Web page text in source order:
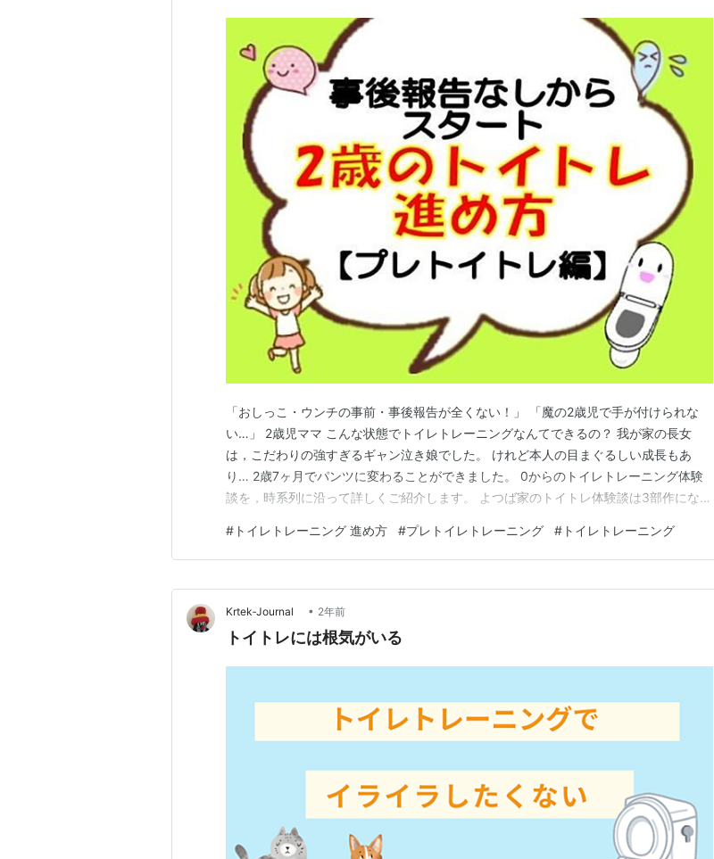
「おしっこ・ウンチの事前・事後報告が全くない！」 「魔の2歳児で手が付けられな
い…」 2歳児ママ こんな状態でトイレトレーニングなんてできるの？ 我が家の長女
は，こだわりの強すぎるギャン泣き娘でした。 けれど本人の目まぐるしい成長もあ
り… 2歳7ヶ月でパンツに変わることができました。 0からのトイレトレーニング体験
談を，時系列に沿って詳しくご紹介します。 よつば家のトイトレ体験談は3部作になっ
ーニング＞ ⇨【①プレトイトレ編】（←今ココ） ⇨【②いきなりパンツ大作戦】
⇨【③うんちだけできない編】 当ペー…
# トイレトレーニング 進め方 #プレトイレトレーニング # トイレトレーニング
Krtek‐Journal • 2年前
トイトレには根気がいる